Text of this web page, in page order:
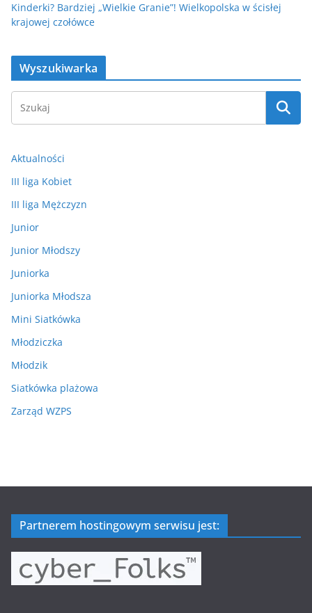
Kinderki? Bardziej „Wielkie Granie”! Wielkopolska w ścisłej
krajowej czołówce
Wyszukiwarka
Aktualności
III liga Kobiet
III liga Mężczyzn
Junior
Junior Młodszy
Juniorka
Juniorka Młodsza
Mini Siatkówka
Młodziczka
Młodzik
Siatkówka plażowa
Zarząd WZPS
Partnerem hostingowym serwisu jest: